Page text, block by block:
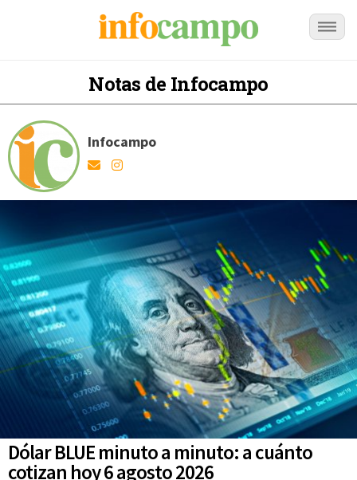
Notas de Infocampo
Infocampo
Dólar BLUE minuto a minuto: a cuánto
cotizan hoy 6 agosto 2026